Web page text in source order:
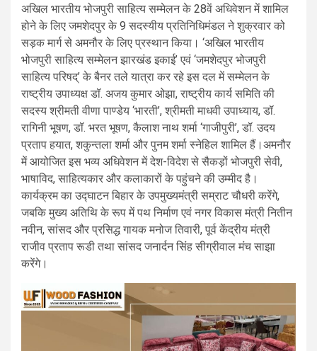
अखिल भारतीय भोजपुरी साहित्य सम्मेलन के 28वें अधिवेशन में शामिल
होने के लिए जमशेदपुर के 9 सदस्यीय प्रतिनिधिमंडल ने शुक्रवार को
सड़क मार्ग से अमनौर के लिए प्रस्थान किया। ‘अखिल भारतीय
भोजपुरी साहित्य सम्मेलन झारखंड इकाई’ एवं ‘जमशेदपुर भोजपुरी
साहित्य परिषद्’ के बैनर तले यात्रा कर रहे इस दल में सम्मेलन के
राष्ट्रीय उपाध्यक्ष डॉ. अजय कुमार ओझा, राष्ट्रीय कार्य समिति की
सदस्य श्रीमती वीणा पाण्डेय ‘भारती’, श्रीमती माधवी उपाध्याय, डॉ.
रागिनी भूषण, डॉ. भरत भूषण, कैलाश नाथ शर्मा ‘गाजीपुरी’, डॉ. उदय
प्रताप हयात, शकुन्तला शर्मा और पुनम शर्मा स्नेहिल शामिल हैं।अमनौर
में आयोजित इस भव्य अधिवेशन में देश-विदेश से सैकड़ों भोजपुरी सेवी,
भाषाविद, साहित्यकार और कलाकारों के पहुंचने की उम्मीद है।
कार्यक्रम का उद्घाटन बिहार के उपमुख्यमंत्री सम्राट चौधरी करेंगे,
जबकि मुख्य अतिथि के रूप में पथ निर्माण एवं नगर विकास मंत्री नितीन
नवीन, सांसद और प्रसिद्ध गायक मनोज तिवारी, पूर्व केंद्रीय मंत्री
राजीव प्रताप रूडी तथा सांसद जनार्दन सिंह सीग्रीवाल मंच साझा
करेंगे।